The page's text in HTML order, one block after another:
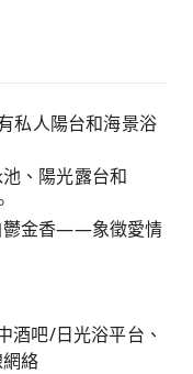
私人陽台和海景浴
、陽光露台和
鬱金香——象徵愛情
酒吧/日光浴平台、
絡